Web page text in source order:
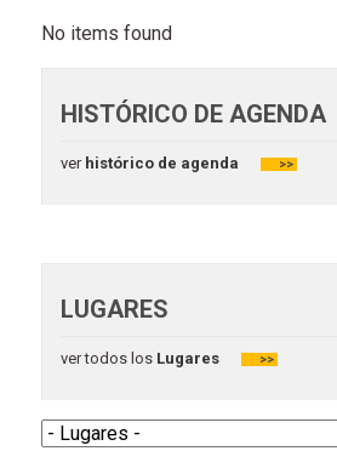
No items found
HISTÓRICO DE AGENDA
verhistórico de agenda >>
LUGARES
ver todos losLugares >>